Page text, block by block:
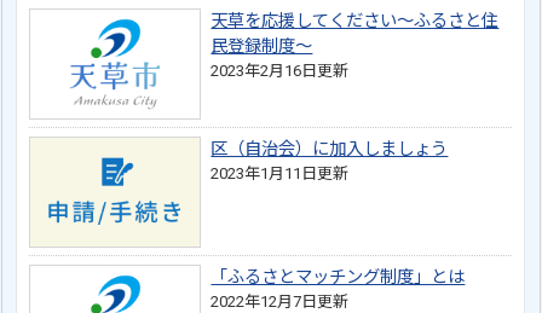
天草を応援してください～ふるさと住
民登録制度～
2023年2月16日更新
区（自治会）に加入しましょう
2023年1月11日更新
「ふるさとマッチング制度」とは
2022年12月7日更新